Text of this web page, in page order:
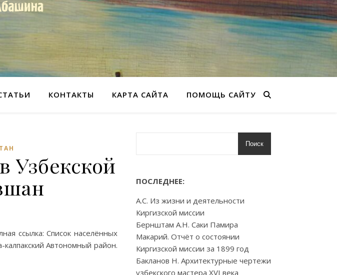
КОНТАКТЫ КАРТА САЙТА ПОМОЩЬ САЙТУ
Узбекской
ссылка: Список населённых
Автономный район.
Поиск
ПОСЛЕДНЕЕ:
А.С. Из жизни и деятельности
Киргизской миссии
Бернштам А.Н. Саки Памира
Макарий. Отчёт о состоянии
Киргизской миссии за 1899 год
Бакланов Н. Архитектурные чертежи
узбекского мастера XVI века